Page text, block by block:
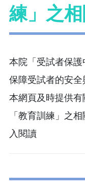
練」之
本院「受試者保
保障受試者的安全
本網頁及時提供
「教育訓練」之
入閱讀